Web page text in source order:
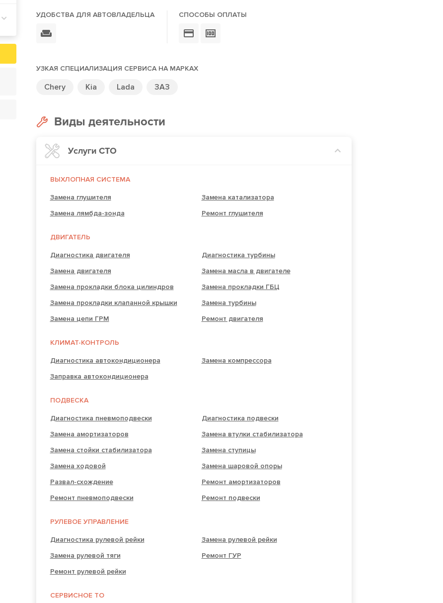
УДОБСТВА ДЛЯ АВТОВЛАДЕЛЬЦА СПОСОБЫ ОПЛАТЫ
УЗКАЯ СПЕЦИАЛИЗАЦИЯ СЕРВИСА НА МАРКАХ
Chery Kia Lada ЗАЗ
Виды деятельности
Услуги СТО
ВЫХЛОПНАЯ СИСТЕМА
Замена глушителя
Замена катализатора
Замена лямбда-зонда
Ремонт глушителя
ДВИГАТЕЛЬ
Диагностика двигателя
Диагностика турбины
Замена двигателя
Замена масла в двигателе
Замена прокладки блока цилиндров
Замена прокладки ГБЦ
Замена прокладки клапанной крышки
Замена турбины
Замена цепи ГРМ
Ремонт двигателя
КЛИМАТ-КОНТРОЛЬ
Диагностика автокондиционера
Замена компрессора
Заправка автокондиционера
ПОДВЕСКА
Диагностика пневмоподвески
Диагностика подвески
Замена амортизаторов
Замена втулки стабилизатора
Замена стойки стабилизатора
Замена ступицы
Замена ходовой
Замена шаровой опоры
Развал-схождение
Ремонт амортизаторов
Ремонт пневмоподвески
Ремонт подвески
РУЛЕВОЕ УПРАВЛЕНИЕ
Диагностика рулевой рейки
Замена рулевой рейки
Замена рулевой тяги
Ремонт ГУР
Ремонт рулевой рейки
СЕРВИСНОЕ ТО